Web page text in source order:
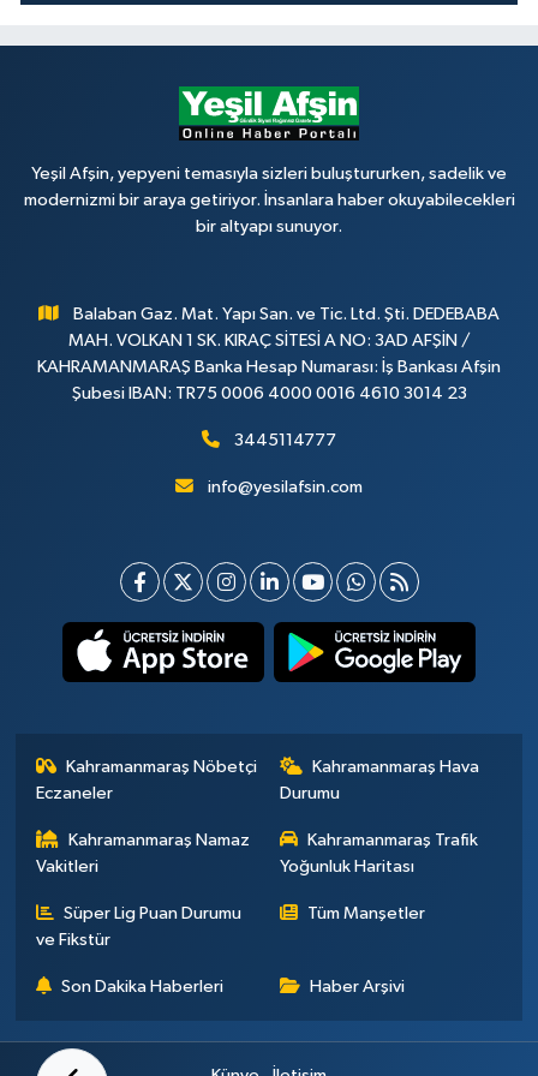
Yeşil Afşin, yepyeni temasıyla sizleri buluştururken, sadelik ve
modernizmi bir araya getiriyor. İnsanlara haber okuyabilecekleri
bir altyapı sunuyor.
Balaban Gaz. Mat. Yapı San. ve Tic. Ltd. Şti. DEDEBABA
MAH. VOLKAN 1 SK. KIRAÇ SİTESİ A NO: 3AD AFŞİN /
KAHRAMANMARAŞ Banka Hesap Numarası: İş Bankası Afşin
Şubesi IBAN: TR75 0006 4000 0016 4610 3014 23
3445114777
info@yesilafsin.com
Kahramanmaraş Nöbetçi
Eczaneler
Kahramanmaraş Hava
Durumu
Kahramanmaraş Namaz
Vakitleri
Kahramanmaraş Trafik
Yoğunluk Haritası
Süper Lig Puan Durumu
ve Fikstür
Tüm Manşetler
Son Dakika Haberleri Haber Arşivi